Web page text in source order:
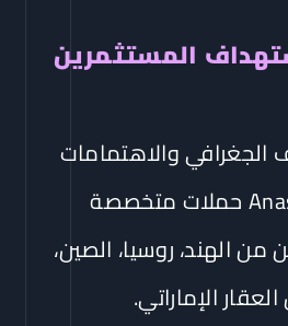
المستثمرين
الجغرافي والاهتمامات
واللغة. تدير Anas Tech حملات متخصصة
الهند، روسيا، الصين،
الإماراتي.